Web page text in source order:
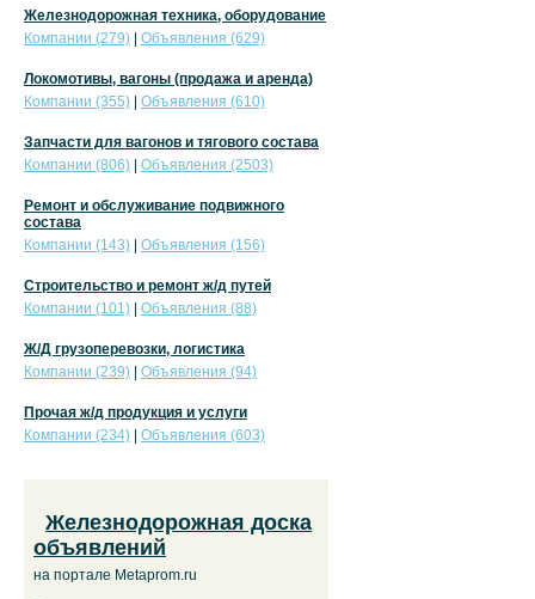
Железнодорожная техника, оборудование
Компании (279)
Объявления (629)
Локомотивы, вагоны (продажа и аренда)
Компании (355)
Объявления (610)
Запчасти для вагонов и тягового состава
Компании (806)
Объявления (2503)
Ремонт и обслуживание подвижного
состава
Компании (143)
Объявления (156)
Строительство и ремонт ж/д путей
Компании (101)
Объявления (88)
Ж/Д грузоперевозки, логистика
Компании (239)
Объявления (94)
Прочая ж/д продукция и услуги
Компании (234)
Объявления (603)
Железнодорожная доска
объявлений
на портале Metaprom.ru